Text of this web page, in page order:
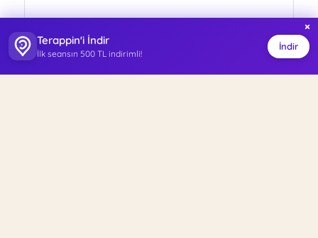
×
Terappin'i İndir
İlk seansın 500 TL indirimli!
İndir